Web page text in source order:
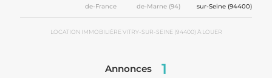
de-France
de-Marne (94)
sur-Seine (94400)
LOCATION IMMOBILIÈRE VITRY-SUR-SEINE (94400) À LOUER
Annonces 1